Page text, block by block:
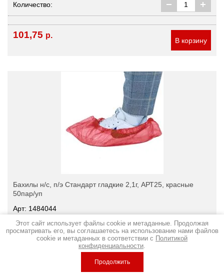
Количество:
101,75 р.
В корзину
Бахилы н/с, п/э Стандарт гладкие 2,1г, АРТ25, красные
50пар/уп
Арт: 1484044
Добавить к сравнению
Этот сайт использует файлы cookie и метаданные. Продолжая
просматривать его, вы соглашаетесь на использование нами файлов
cookie и метаданных в соответствии с Политикой
конфиденциальности.
Продолжить